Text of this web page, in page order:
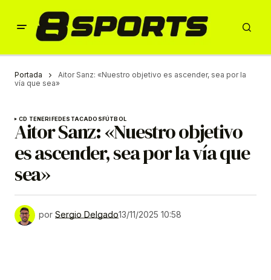
Portada
Aitor Sanz: «Nuestro objetivo es ascender, sea por la
vía que sea»
CD TENERIFEDESTACADOSFÚTBOL
Aitor Sanz: «Nuestro objetivo
es ascender, sea por la vía que
sea»
por Sergio Delgado13/11/2025 10:58